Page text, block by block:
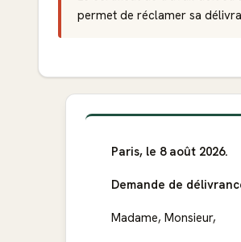
permet de réclamer sa
Paris, le 8 août 2026.
Demande de
Madame, Monsieur,